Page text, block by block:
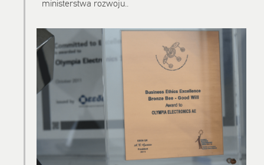
ministerstwa rozwoju..